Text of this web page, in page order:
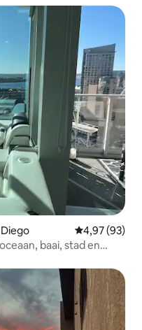
Gemiddelde
4,97 (93)
baai, stad en